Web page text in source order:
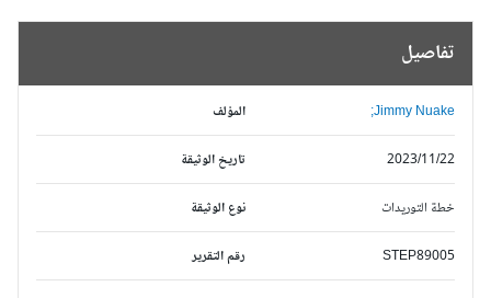
تفاصيل
المؤلف Jimmy Nuake;
تاريخ الوثيقة 2023/11/22
نوع الوثيقة خطة التوريدات
رقم التقرير STEP89005